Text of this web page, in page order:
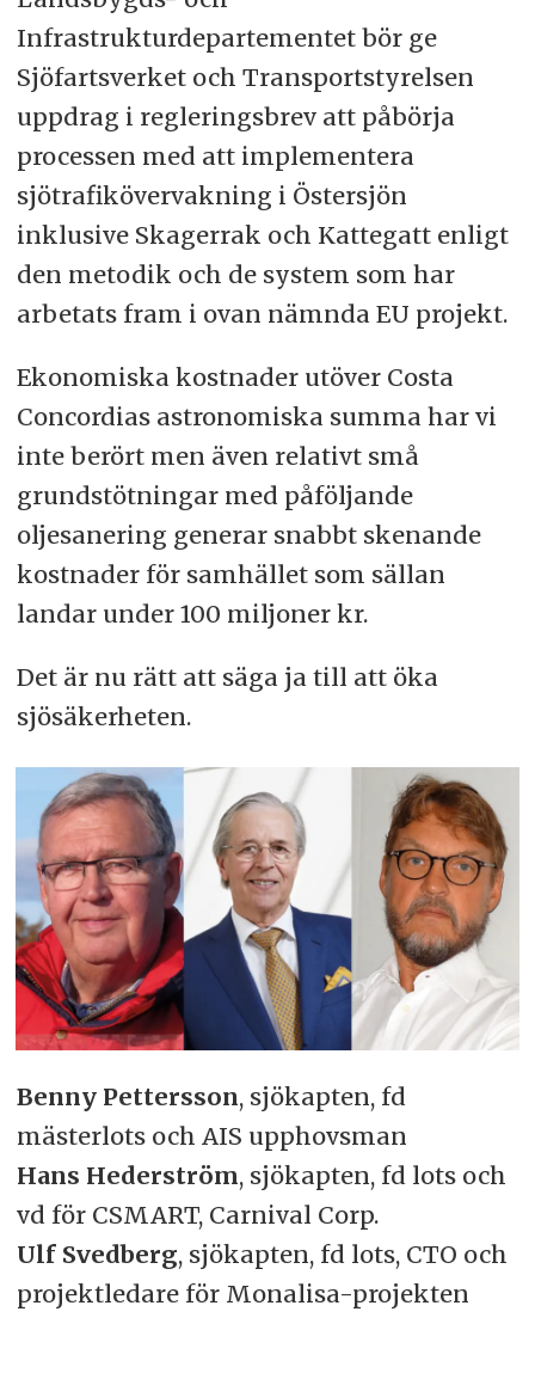
Infrastrukturdepartementet bör ge
Sjöfartsverket och Transportstyrelsen
uppdrag i regleringsbrev att påbörja
processen med att implementera
sjötrafikövervakning i Östersjön
inklusive Skagerrak och Kattegatt enligt
den metodik och de system som har
arbetats fram i ovan nämnda EU projekt.
Ekonomiska kostnader utöver Costa
Concordias astronomiska summa har vi
inte berört men även relativt små
grundstötningar med påföljande
oljesanering generar snabbt skenande
kostnader för samhället som sällan
landar under 100 miljoner kr.
Det är nu rätt att säga ja till att öka
sjösäkerheten.
Benny Pettersson, sjökapten, fd
mästerlots och AIS upphovsman
Hans Hederström, sjökapten, fd lots och
vd för CSMART, Carnival Corp.
Ulf Svedberg, sjökapten, fd lots, CTO och
projektledare för Monalisa-projekten